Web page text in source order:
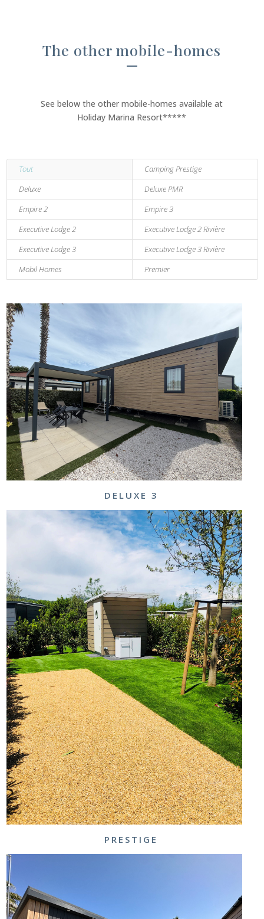
The other mobile-homes
See below the other mobile-homes available at
Holiday Marina Resort*****
Tout
Camping Prestige
Deluxe
Deluxe PMR
Empire 2
Empire 3
Executive Lodge 2
Executive Lodge 2 Rivière
Executive Lodge 3
Executive Lodge 3 Rivière
Mobil Homes
Premier
DELUXE 3
PRESTIGE